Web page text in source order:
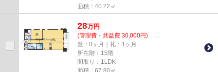
面積：40.22㎡
28万円
(管理費・共益費 30,000円)
敷：0ヶ月｜礼：1ヶ月
所在階：15階
間取り：1LDK
面積：67.80㎡